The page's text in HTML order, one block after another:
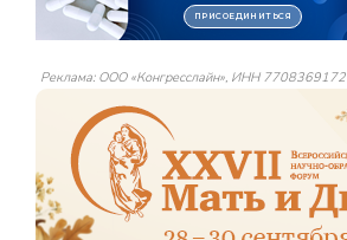
Реклама: ООО «Конгресслайн», ИНН 7708369172